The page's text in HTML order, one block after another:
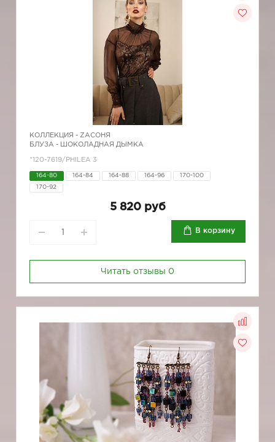
КОЛЛЕКЦИЯ - ZAСОНЯ
БЛУЗА - ШОКОЛАДНАЯ ДЫМКА
*120-7619/PHILEA 3
164-80 164-84 164-88 164-96 170-100
170-92
5 820 руб
В корзину
Читать отзывы 0